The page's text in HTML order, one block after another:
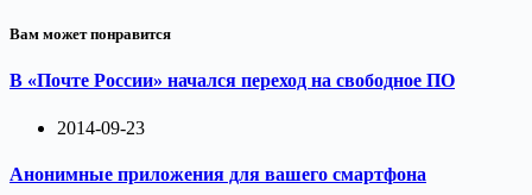
Вам может понравится
В «Почте России» начался переход на свободное ПО
2014-09-23
Анонимные приложения для вашего смартфона